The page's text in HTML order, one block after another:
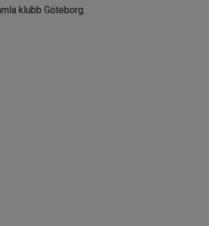
klubb Göteborg.